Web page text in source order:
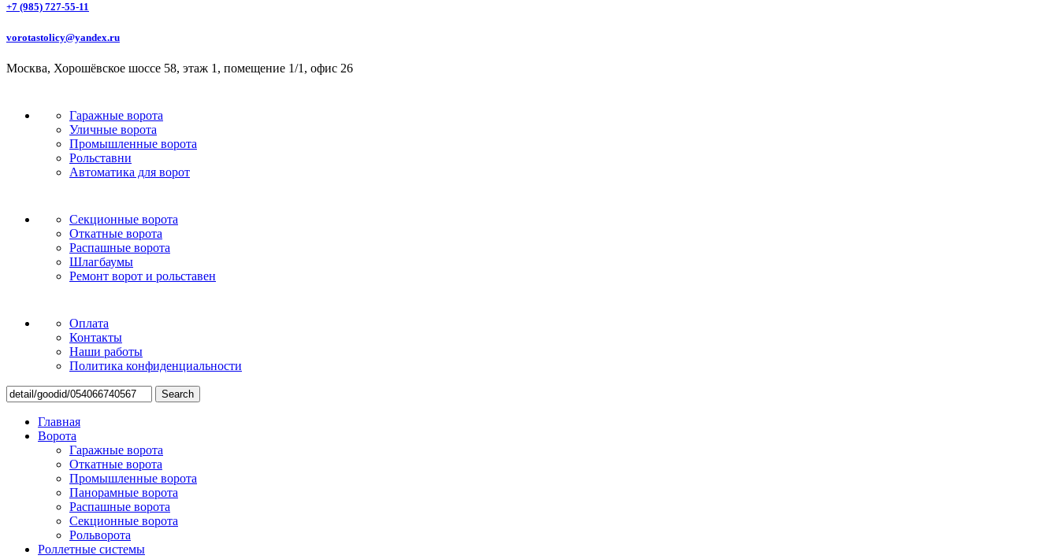
+7 (985) 727-55-11
vorotastolicy@yandex.ru
Москва, Хорошёвское шоссе 58, этаж 1, помещение 1/1, офис 26
Гаражные ворота
Уличные ворота
Промышленные ворота
Рольставни
Автоматика для ворот
Секционные ворота
Откатные ворота
Распашные ворота
Шлагбаумы
Ремонт ворот и рольставен
Оплата
Контакты
Наши работы
Политика конфиденциальности
Search
Главная
Ворота
Гаражные ворота
Откатные ворота
Промышленные ворота
Панорамные ворота
Распашные ворота
Секционные ворота
Рольворота
Роллетные системы